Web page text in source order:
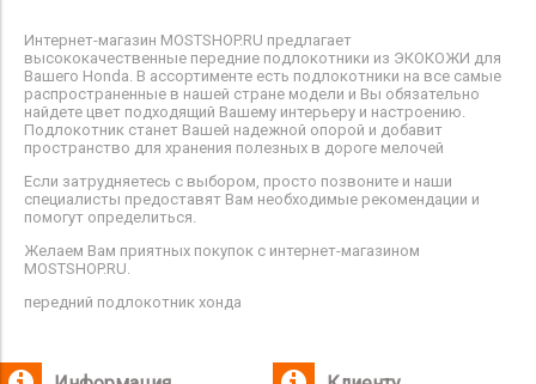
Интернет-магазин MOSTSHOP.RU предлагает
высококачественные передние подлокотники из ЭКОКОЖИ для
Вашего Honda. В ассортименте есть подлокотники на все самые
распространенные в нашей стране модели и Вы обязательно
найдете цвет подходящий Вашему интерьеру и настроению.
Подлокотник станет Вашей надежной опорой и добавит
пространство для хранения полезных в дороге мелочей
Если затрудняетесь с выбором, просто позвоните и наши
специалисты предоставят Вам необходимые рекомендации и
помогут определиться.
Желаем Вам приятных покупок с интернет-магазином
MOSTSHOP.RU.
передний подлокотник хонда